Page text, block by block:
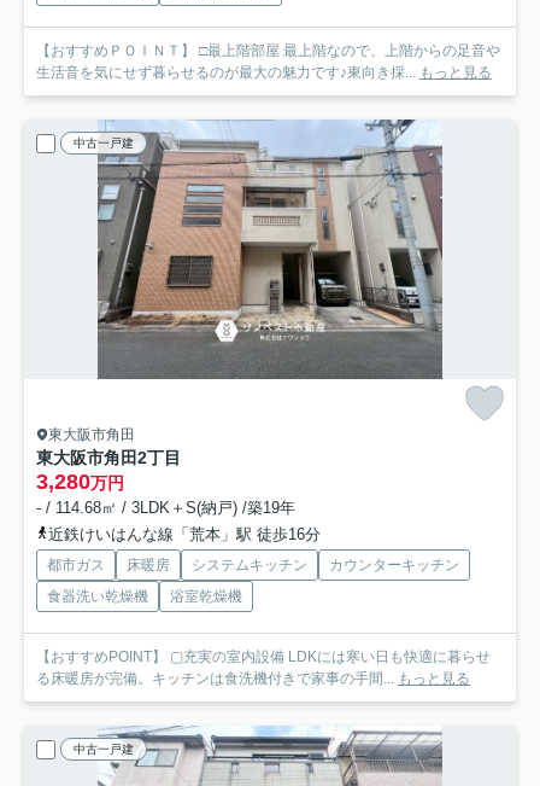
【おすすめＰＯＩＮＴ】 □最上階部屋 最上階なので、上階からの足音や
生活音を気にせず暮らせるのが最大の魅力です♪東向き採...
もっと見る
中古一戸建
東大阪市角田
東大阪市角田2丁目
3,280万円
- / 114.68㎡ / 3LDK＋S(納戸) /築19年
近鉄けいはんな線「荒本」駅 徒歩16分
都市ガス 床暖房 システムキッチン
カウンターキッチン
食器洗い乾燥機
浴室乾燥機
【おすすめPOINT】 ▢充実の室内設備 LDKには寒い日も快適に暮らせ
る床暖房が完備。キッチンは食洗機付きで家事の手間...
もっと見る
中古一戸建